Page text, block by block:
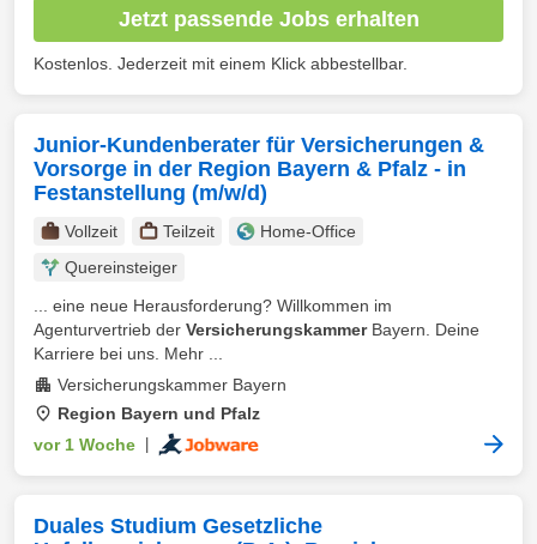
Jetzt passende Jobs erhalten
Kostenlos. Jederzeit mit einem Klick abbestellbar.
Junior-Kundenberater für Versicherungen &
Vorsorge in der Region Bayern & Pfalz - in
Festanstellung (m/w/d)
Vollzeit Teilzeit
Home-Office
Quereinsteiger
... eine neue Herausforderung? Willkommen im
Agenturvertrieb der VersicherungskammerBayern. Deine
Karriere bei uns. Mehr ...
Versicherungskammer Bayern
Region Bayern und Pfalz
vor 1 Woche
Duales Studium Gesetzliche